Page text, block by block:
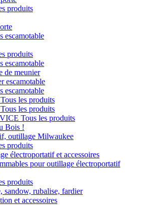
produits
escamotable
produits
escamotable
de meunier
escamotable
escamotable
Tous les produits
Tous les produits
Tous les produits
Bois !
outillage Milwaukee
produits
électroportatif et accessoires
pour outillage électroportatif
produits
sandow, rubalise, fardier
et accessoires